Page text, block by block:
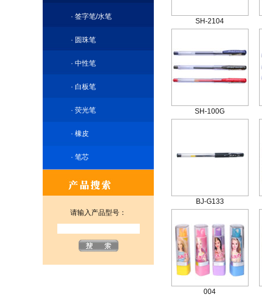
· 签字笔/水笔
· 圆珠笔
· 中性笔
· 白板笔
· 荧光笔
· 橡皮
· 笔芯
请输入产品型号：
SH-2104
SH-100G
BJ-G133
004